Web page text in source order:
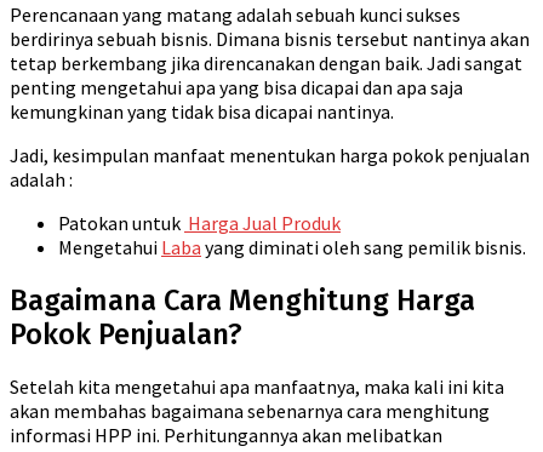
Perencanaan yang matang adalah sebuah kunci sukses
berdirinya sebuah bisnis. Dimana bisnis tersebut nantinya akan
tetap berkembang jika direncanakan dengan baik. Jadi sangat
penting mengetahui apa yang bisa dicapai dan apa saja
kemungkinan yang tidak bisa dicapai nantinya.
Jadi, kesimpulan manfaat menentukan harga pokok penjualan
adalah :
Patokan untuk Harga Jual Produk
Mengetahui Laba yang diminati oleh sang pemilik bisnis.
Bagaimana Cara Menghitung Harga
Pokok Penjualan?
Setelah kita mengetahui apa manfaatnya, maka kali ini kita
akan membahas bagaimana sebenarnya cara menghitung
informasi HPP ini. Perhitungannya akan melibatkan